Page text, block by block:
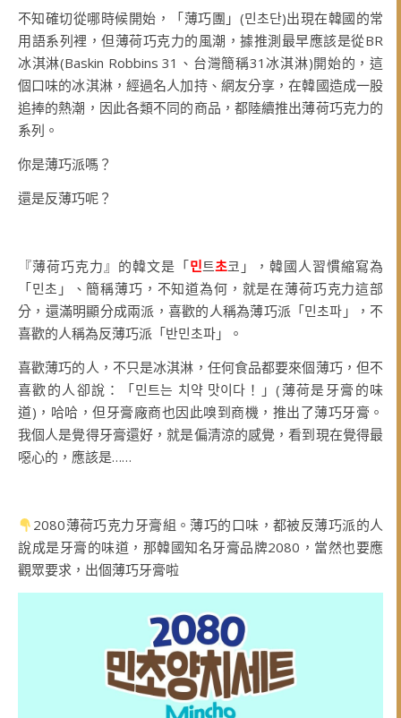
不知確切從哪時候開始，「薄巧團」(민초단)出現在韓國的常
用語系列裡，但薄荷巧克力的風潮，據推測最早應該是從BR
冰淇淋(Baskin Robbins 31 、台灣簡稱31冰淇淋)開始的，這
個口味的冰淇淋，經過名人加持、網友分享，在韓國造成一股
追捧的熱潮，因此各類不同的商品，都陸續推出薄荷巧克力的
系列。
你是薄巧派嗎？
還是反薄巧呢？
『薄荷巧克力』的韓文是「민트초코 」，韓國人習慣縮寫為
「민초 」、簡稱薄巧，不知道為何，就是在薄荷巧克力這部
分，還滿明顯分成兩派，喜歡的人稱為薄巧派「민초파 」，不
喜歡的人稱為反薄巧派「반민초파 」。
喜歡薄巧的人，不只是冰淇淋，任何食品都要來個薄巧，但不
喜歡的人卻說：「민트는 치약 맛이다 ！」(薄荷是牙膏的味
道)，哈哈，但牙膏廠商也因此嗅到商機，推出了薄巧牙膏。
我個人是覺得牙膏還好，就是偏清涼的感覺，看到現在覺得最
噁心的，應該是……
2080薄荷巧克力牙膏組。薄巧的口味，都被反薄巧派的人
說成是牙膏的味道，那韓國知名牙膏品牌2080，當然也要應
觀眾要求，出個薄巧牙膏啦